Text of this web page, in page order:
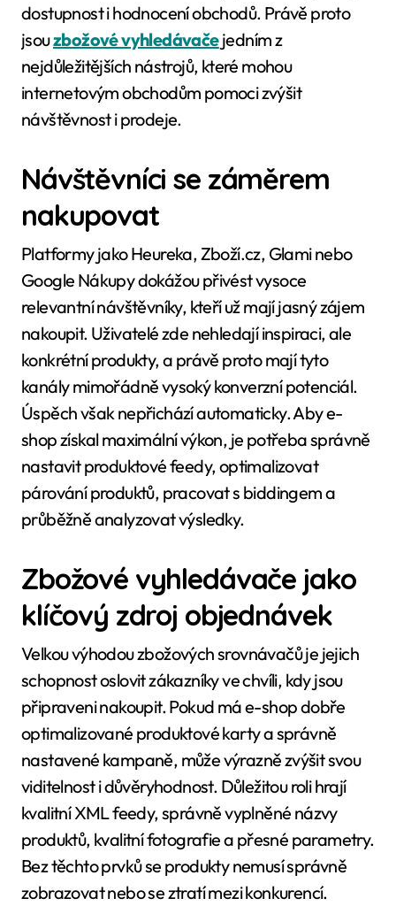
dostupnost i hodnocení obchodů. Právě proto
jsouzbožové vyhledávačejedním z
nejdůležitějších nástrojů, které mohou
internetovým obchodům pomoci zvýšit
návštěvnost i prodeje.
Návštěvníci se záměrem
nakupovat
Platformy jako Heureka, Zboží.cz, Glami nebo
Google Nákupy dokážou přivést vysoce
relevantní návštěvníky, kteří už mají jasný zájem
nakoupit. Uživatelé zde nehledají inspiraci, ale
konkrétní produkty, a právě proto mají tyto
kanály mimořádně vysoký konverzní potenciál.
Úspěch však nepřichází automaticky. Aby e-
shop získal maximální výkon, je potřeba správně
nastavit produktové feedy, optimalizovat
párování produktů, pracovat s biddingem a
průběžně analyzovat výsledky.
Zbožové vyhledávače jako
klíčový zdroj objednávek
Velkou výhodou zbožových srovnávačů je jejich
schopnost oslovit zákazníky ve chvíli, kdy jsou
připraveni nakoupit. Pokud má e-shop dobře
optimalizované produktové karty a správně
nastavené kampaně, může výrazně zvýšit svou
viditelnost i důvěryhodnost. Důležitou roli hrají
kvalitní XML feedy, správně vyplněné názvy
produktů, kvalitní fotografie a přesné parametry.
Bez těchto prvků se produkty nemusí správně
zobrazovat nebo se ztratí mezi konkurencí.